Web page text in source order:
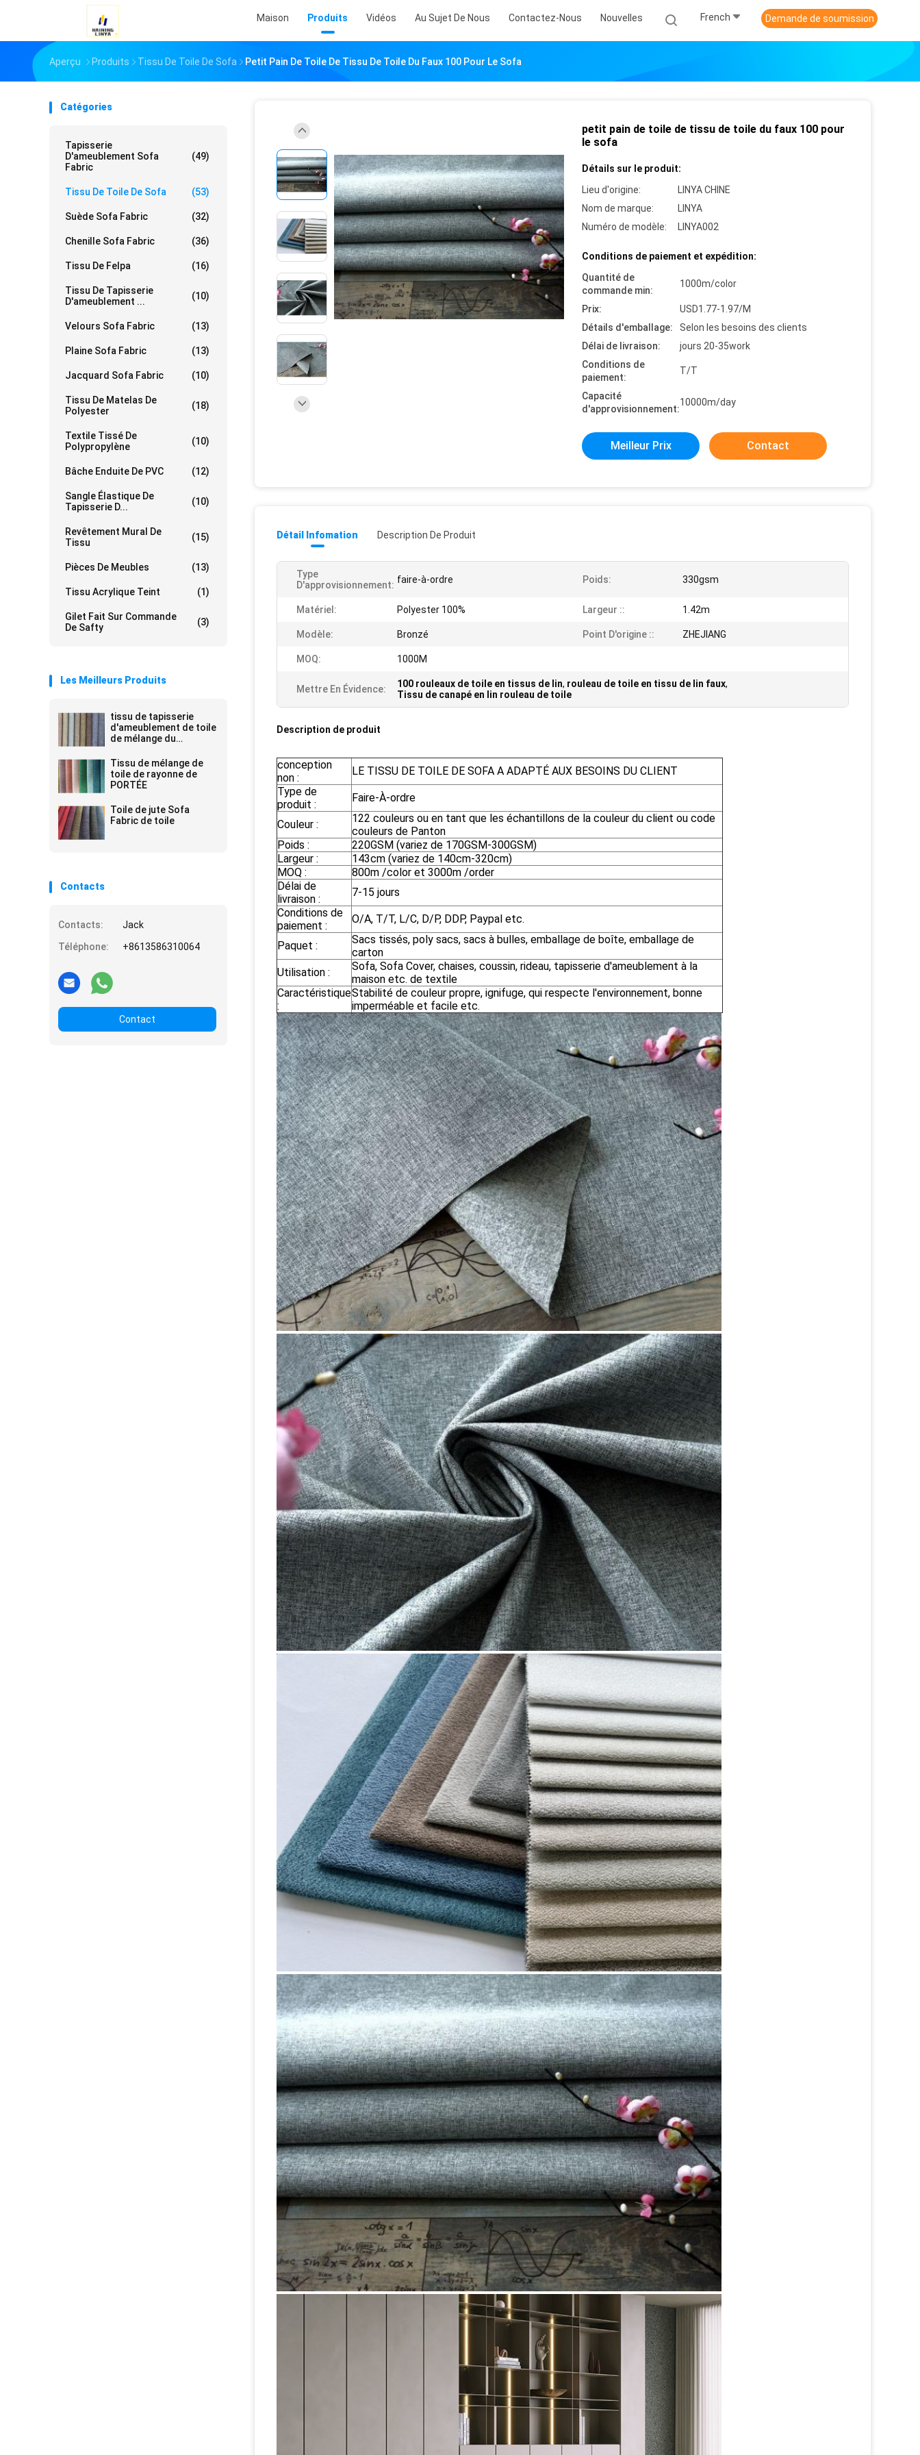
Maison Produits Vidéos Au Sujet De Nous Contactez-Nous Nouvelles French Demande de soumission
Aperçu Produits Tissu De Toile De Sofa Petit Pain De Toile De Tissu De Toile Du Faux 100 Pour Le Sofa
Catégories
Tapisserie
D'ameublement Sofa
Fabric
(49)
Tissu De Toile De Sofa (53)
Suède Sofa Fabric (32)
Chenille Sofa Fabric (36)
Tissu De Felpa (16)
Tissu De Tapisserie
D'ameublement ...
(10)
Velours Sofa Fabric (13)
Plaine Sofa Fabric (13)
Jacquard Sofa Fabric (10)
Tissu De Matelas De
Polyester
(18)
Textile Tissé De
Polypropylène
(10)
Bâche Enduite De PVC (12)
Sangle Élastique De
Tapisserie D...
(10)
Revêtement Mural De
Tissu
(15)
Pièces De Meubles (13)
Tissu Acrylique Teint (1)
Gilet Fait Sur Commande
De Safty
(3)
Les Meilleurs Produits
tissu de tapisserie
d'ameublement de toile
de mélange du
Tissu de mélange de
toile de rayonne de
PORTÉE
Toile de jute Sofa
Fabric de toile
Contacts
Contacts:
Jack
Téléphone:
+8613586310064
Contact
petit pain de toile de tissu de toile du faux 100 pour
le sofa
Détails sur le produit:
Lieu d'origine:
LINYA CHINE
Nom de marque:
LINYA
Numéro de modèle:
LINYA002
Conditions de paiement et expédition:
Quantité de
commande min:
1000m/color
Prix:
USD1.77-1.97/M
Détails d'emballage:
Selon les besoins des clients
Délai de livraison:
jours 20-35work
Conditions de
paiement:
T/T
Capacité
d'approvisionnement:
10000m/day
Meilleur Prix Contact
Détail Infomation Description De Produit
Type
D'approvisionnement: faire-à-ordre Poids: 330gsm
Matériel: Polyester 100% Largeur :: 1.42m
Modèle: Bronzé Point D'origine :: ZHEJIANG
MOQ: 1000M
Mettre En Évidence: 100 rouleaux de toile en tissus de lin, rouleau de toile en tissu de lin faux,
Tissu de canapé en lin rouleau de toile
Description de produit
conception
non :
LE TISSU DE TOILE DE SOFA A ADAPTÉ AUX BESOINS DU CLIENT
Type de
produit :
Faire-À-ordre
Couleur :
122 couleurs ou en tant que les échantillons de la couleur du client ou code
couleurs de Panton
Poids :
220GSM (variez de 170GSM-300GSM)
Largeur :
143cm (variez de 140cm-320cm)
MOQ :
800m /color et 3000m /order
Délai de
livraison :
7-15 jours
Conditions de
paiement :
O/A, T/T, L/C, D/P, DDP, Paypal etc.
Paquet :
Sacs tissés, poly sacs, sacs à bulles, emballage de boîte, emballage de
carton
Utilisation :
Sofa, Sofa Cover, chaises, coussin, rideau, tapisserie d'ameublement à la
maison etc. de textile
Caractéristique
:
Stabilité de couleur propre, ignifuge, qui respecte l'environnement, bonne
imperméable et facile etc.